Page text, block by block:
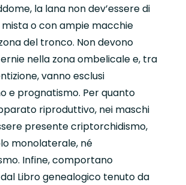
la lana non dev’essere di
o con ampie macchie
del tronco. Non devono
nella zona ombelicale e, tra
vanno esclusi
e prognatismo. Per quanto
riproduttivo, nei maschi
presente criptorchidismo,
monolaterale, né
Infine, comportano
dal Libro genealogico tenuto da